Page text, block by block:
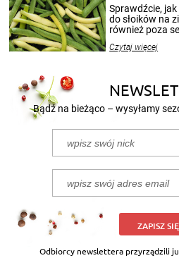
patenty, które
przetworów.
Sprawdźcie,
do słoików na
również poza
nasze
Czytaj więcej
Bądź na bieżąco – wysyłamy
ZAPISZ SIĘ
Odbiorcy newslettera przyrządzili